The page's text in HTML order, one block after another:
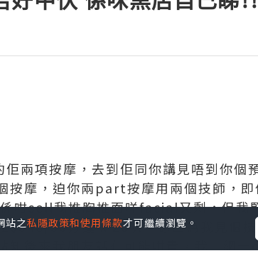
兩項按摩，去到佢同你講見唔到你個
按摩，迫你兩part按摩用兩個技師，
咁sell我推胸推面咩facial又剩，但我
$348/50分鐘 x 20次。係因為我見個
知後來我朋友話冇可能咁貴，我上網
站之私隱政策和使用條款才可繼續瀏覽。